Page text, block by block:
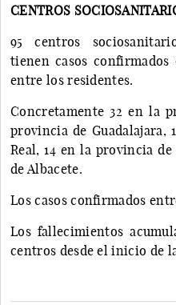
CENTROS
95 centros
tienen casos
entre los residentes.
Concretamente 32 en la
provincia de Guadalajara,
Real, 14 en la provincia
de Albacete.
Los casos confirmados
Los fallecimientos
centros desde el inicio de